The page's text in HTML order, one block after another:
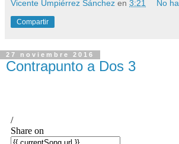
Vicente Umpiérrez Sánchez en 3:21 No
Compartir
27 noviembre 2016
Contrapunto a Dos 3